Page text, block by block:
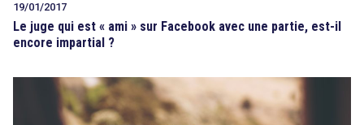
19/01/2017
Le juge qui est « ami » sur Facebook avec une partie, est-il
encore impartial ?